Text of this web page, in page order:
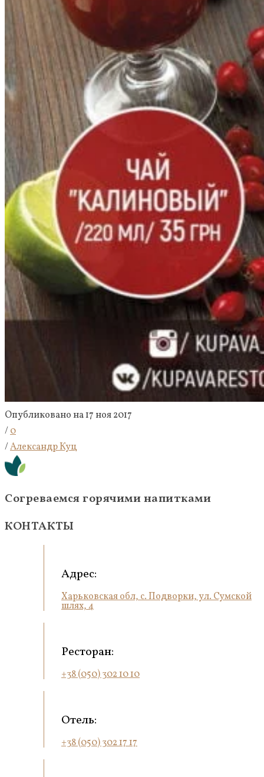
Опубликовано на 17 ноя 2017
/0
/Александр Куц
Согреваемся горячими напитками
КОНТАКТЫ
Адрес:
Харьковская обл, с. Подворки, ул. Сумской
шлях, 4
Ресторан:
+38 (050) 302 10 10
Отель:
+38 (050) 302 17 17